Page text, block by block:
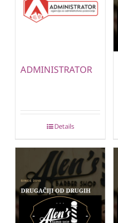
ADMINISTRATOR
Details